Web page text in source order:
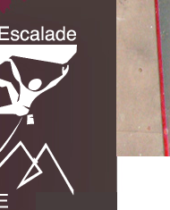
Aller au contenu principal